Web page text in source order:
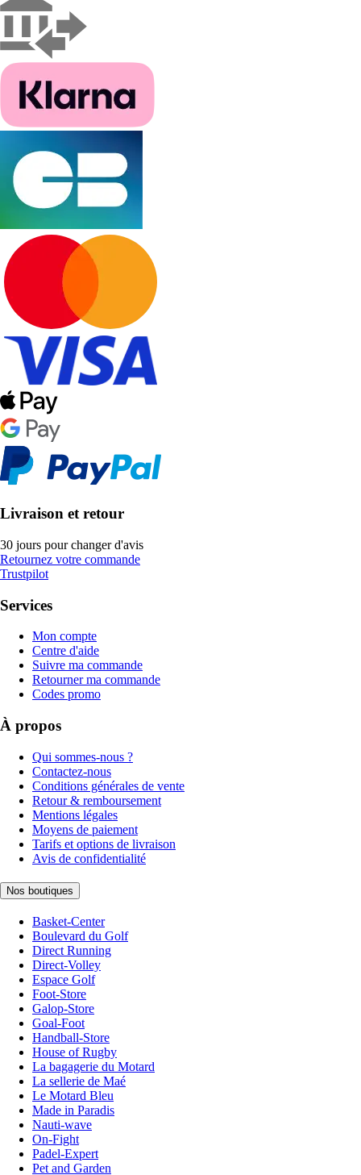
Livraison et retour
30 jours pour changer d'avis
Retournez votre commande
Trustpilot
Services
Mon compte
Centre d'aide
Suivre ma commande
Retourner ma commande
Codes promo
À propos
Qui sommes-nous ?
Contactez-nous
Conditions générales de vente
Retour & remboursement
Mentions légales
Moyens de paiement
Tarifs et options de livraison
Avis de confidentialité
Nos boutiques
Basket-Center
Boulevard du Golf
Direct Running
Direct-Volley
Espace Golf
Foot-Store
Galop-Store
Goal-Foot
Handball-Store
House of Rugby
La bagagerie du Motard
La sellerie de Maé
Le Motard Bleu
Made in Paradis
Nauti-wave
On-Fight
Padel-Expert
Pet and Garden